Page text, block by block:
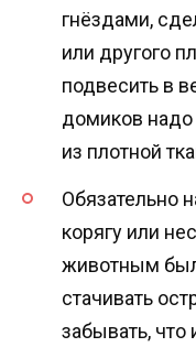
гнёздами,
или другого
подвесить в
домиков
из плотной
Обязательно
корягу или
животным
стачивать
забывать, что